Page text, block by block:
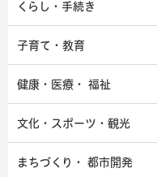
くらし・手続き
子育て・教育
健康・医療・ 福祉
文化・スポーツ・観光
まちづくり・ 都市開発